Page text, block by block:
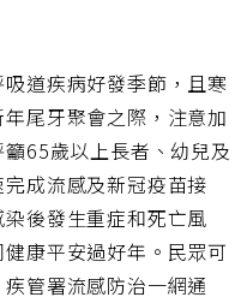
道疾病好發季節，且寒
尾牙聚會之際，注意加
65歲以上長者、幼兒及
成流感及新冠疫苗接
後發生重症和死亡風
康平安過好年。民眾可
管署流感防治一網通